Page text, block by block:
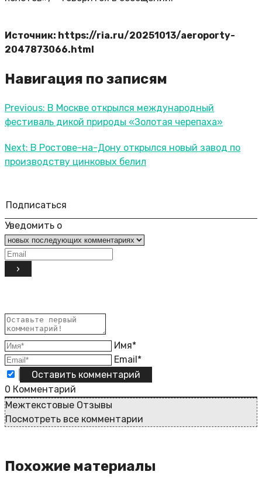
Источник: https://ria.ru/20251013/aeroporty-
2047873066.html
Навигация по записям
Previous: В Москве открылся международный
фестиваль дикой природы «Золотая черепаха»
Next: В Ростове-на-Дону открылся новый завод по
производству цинковых белил
Подписаться
Уведомить о
Имя*
Email*
0 Комментарий
Межтекстовые Отзывы
Посмотреть все комментарии
Похожие материалы